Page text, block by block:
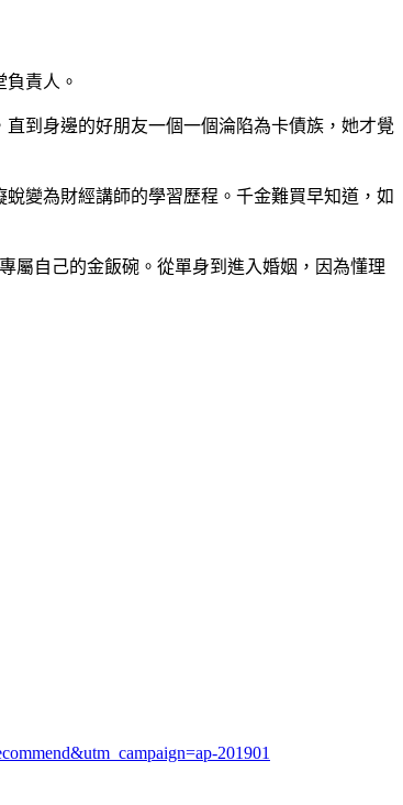
責人。
到身邊的好朋友一個一個淪陷為卡債族，她才覺
變為財經講師的學習歷程。千金難買早知道，如
屬自己的金飯碗。從單身到進入婚姻，因為懂理
201901